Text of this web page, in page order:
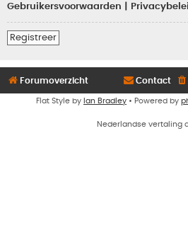
Gebruikersvoorwaarden
Registreer
Forumoverzicht Contact
Flat Style by Ian Bradley • Powered by
Nederlandse vertaling